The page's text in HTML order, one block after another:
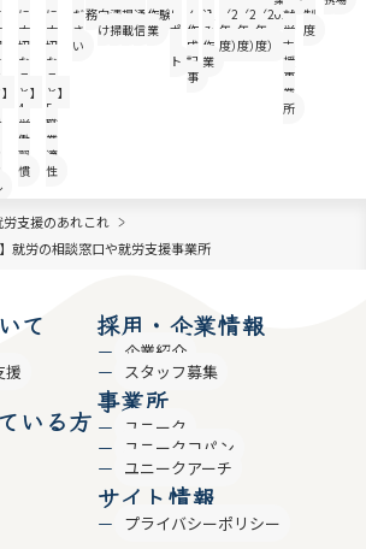
に
大
切
な
こ
と】
4.
労
働
習
慣
に
大
切
な
こ
と】
5.
職
業
適
性
だ
さ
い
務向
け
清
掃
掲
載
通
信
作
業
験レ
ポ
ト
ん
作
成
記
事
込
み
作
業
（2022
年
度）
（2023
年
度）
（2024
年
度）
就
労
支
援
事
業
所
制
度
労支援のあれこれ
就労の相談窓口や就労支援事業所
て
援
いる方
採用・企業情報
企業紹介
スタッフ募集
事業所
ユニーク
ユニークコパン
ユニークアーチ
サイト情報
プライバシーポリシー